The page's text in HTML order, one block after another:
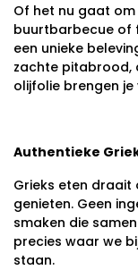
Of het nu gaat
buurtbarbecue of
een unieke
zachte pitabrood,
olijfolie brengen
Authentieke
Grieks eten draait
genieten. Geen
smaken die
precies waar we
staan.